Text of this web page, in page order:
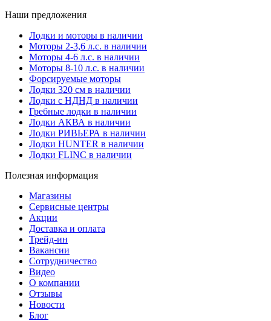
Наши предложения
Лодки и моторы в наличии
Моторы 2-3,6 л.с. в наличии
Моторы 4-6 л.с. в наличии
Моторы 8-10 л.с. в наличии
Форсируемые моторы
Лодки 320 см в наличии
Лодки с НДНД в наличии
Гребные лодки в наличии
Лодки АКВА в наличии
Лодки РИВЬЕРА в наличии
Лодки HUNTER в наличии
Лодки FLINC в наличии
Полезная информация
Магазины
Сервисные центры
Акции
Доставка и оплата
Трейд-ин
Вакансии
Сотрудничество
Видео
О компании
Отзывы
Новости
Блог